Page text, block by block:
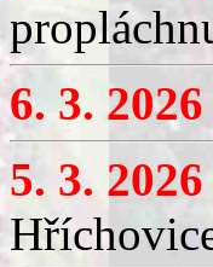
6. 3.
5. 3.